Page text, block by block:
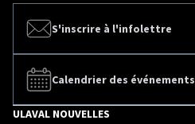
S'inscrire à l'infolettre
Calendrier des événements
ULAVAL NOUVELLES